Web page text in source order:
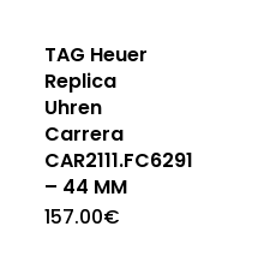
TAG Heuer
Replica
Uhren
Carrera
CAR2111.FC6291
– 44 MM
157.00€